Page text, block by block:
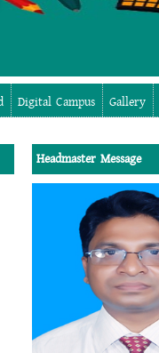
Digital Campus Gallery
Headmaster Message